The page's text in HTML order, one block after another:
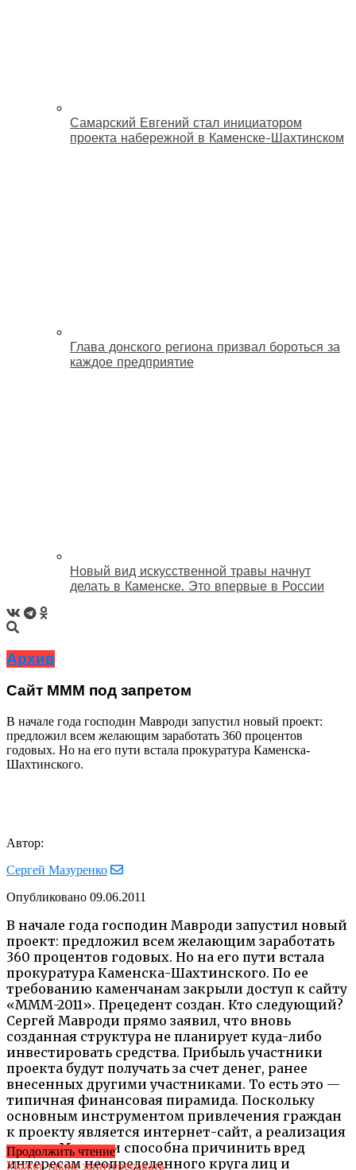
Самарский Евгений стал инициатором
проекта набережной в Каменске-Шахтинском
Глава донского региона призвал бороться за
каждое предприятие
Новый вид искусственной травы начнут
делать в Каменске. Это впервые в России
Архив
Сайт МММ под запретом
В начале года господин Мавроди запустил новый проект:
предложил всем желающим заработать 360 процентов
годовых. Но на его пути встала прокуратура Каменска-
Шахтинского.
Автор:
Сергей Мазуренко
Опубликовано 09.06.2011
В начале года господин Мавроди запустил новый
проект: предложил всем желающим заработать
360 процентов годовых. Но на его пути встала
прокуратура Каменска-Шахтинского. По ее
требованию каменчанам закрыли доступ к сайту
«МММ-2011». Прецедент создан. Кто следующий?
Сергей Мавроди прямо заявил, что вновь
созданная структура не планирует куда-либо
инвестировать средства. Прибыль участники
проекта будут получать за счет денег, ранее
внесенных другими участниками. То есть это —
типичная финансовая пирамида. Поскольку
основным инструментом привлечения граждан
к проекту является интернет-сайт, а реализация
планов Мавроди способна причинить вред
интересам неопределенного круга лиц и
Продолжить чтение
Может также заинтересовать